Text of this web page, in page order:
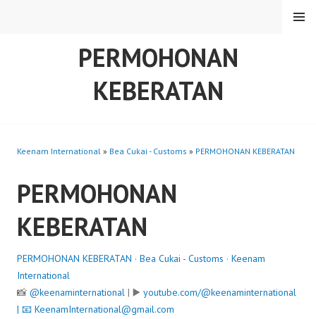
PERMOHONAN
KEBERATAN
MENU
Keenam International » Bea Cukai - Customs » PERMOHONAN KEBERATAN
PERMOHONAN
KEBERATAN
PERMOHONAN KEBERATAN · Bea Cukai - Customs · Keenam
International
📸 @keenaminternational | ▶️ youtube.com/@keenaminternational
| 📧 KeenamInternational@gmail.com